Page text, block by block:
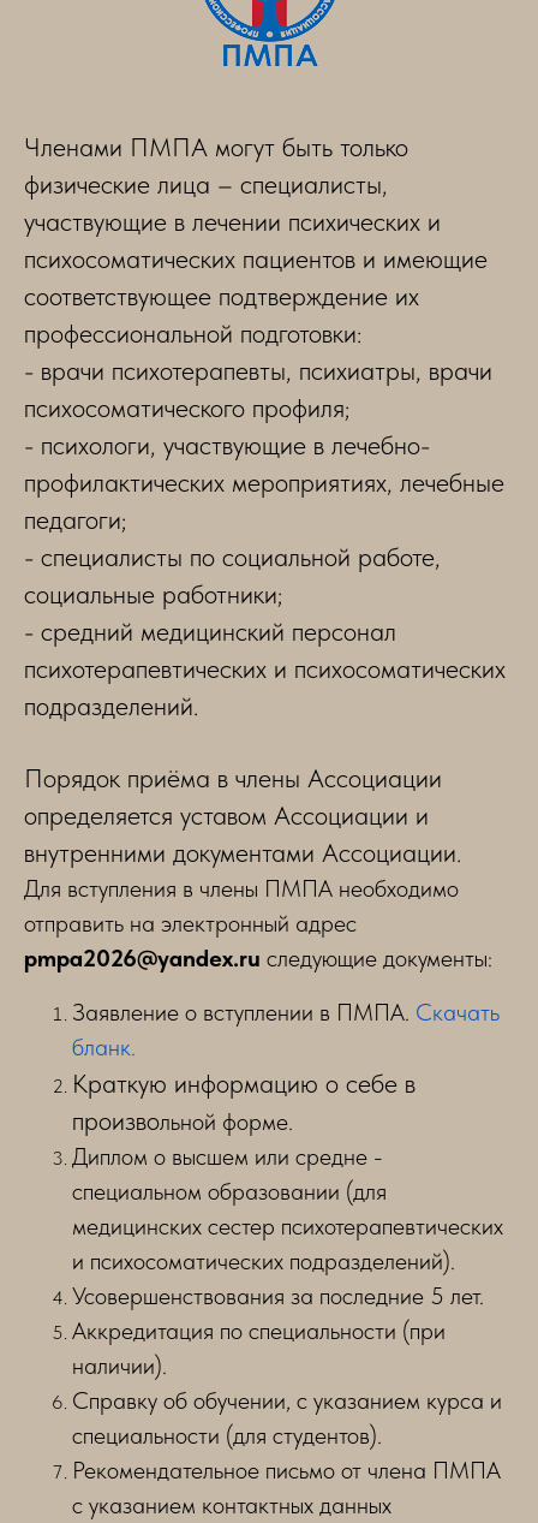
Членами ПМПА могут быть только
физические лица – специалисты,
участвующие в лечении психических и
психосоматических пациентов и имеющие
соответствующее подтверждение их
профессиональной подготовки:
- врачи психотерапевты, психиатры, врачи
психосоматического профиля;
- психологи, участвующие в лечебно-
профилактических мероприятиях, лечебные
педагоги;
- специалисты по социальной работе,
социальные работники;
- средний медицинский персонал
психотерапевтических и психосоматических
подразделений.
Порядок приёма в члены Ассоциации
определяется уставом Ассоциации и
внутренними документами Ассоциации.
Для вступления в члены ПМПА необходимо
отправить на электронный адрес
pmpa2026@yandex.ru следующие документы:
Заявление о вступлении в ПМПА. Скачать
бланк.
Краткую информацию о себе в
произвольной форме.
Диплом о высшем или средне -
специальном образовании (для
медицинских сестер психотерапевтических
и психосоматических подразделений).
Усовершенствования за последние 5 лет.
Аккредитация по специальности (при
наличии).
Справку об обучении, с указанием курса и
специальности (для студентов).
Рекомендательное письмо от члена ПМПА
с указанием контактных данных